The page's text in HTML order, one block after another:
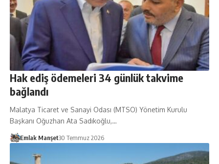
Hak ediş ödemeleri 34 günlük takvime
bağlandı
Malatya Ticaret ve Sana­yi Odası (MTSO) Yönetim Kurulu
Başkanı Oğuzhan Ata Sa­dıkoğlu,…
Emlak Manşet30 Temmuz 2026